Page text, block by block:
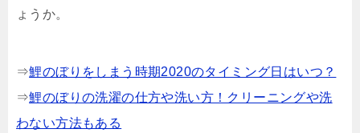
ょうか。
⇒鯉のぼりをしまう時期2020のタイミング日はいつ？
⇒鯉のぼりの洗濯の仕方や洗い方！クリーニングや洗
わない方法もある